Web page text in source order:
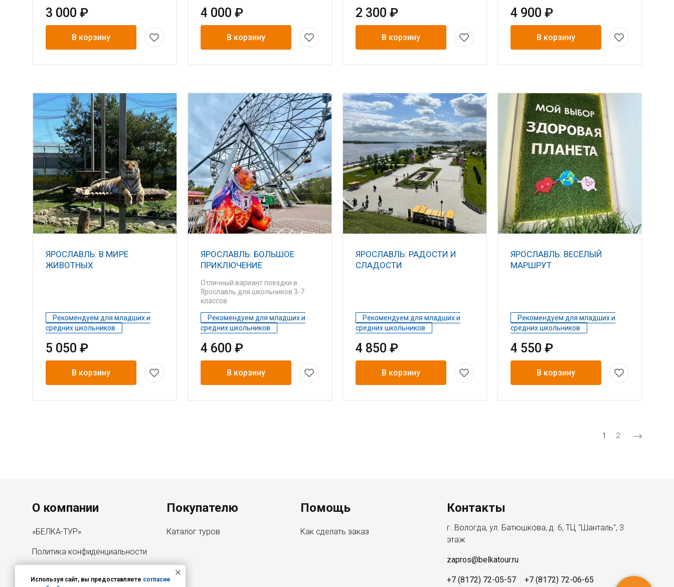
3 000 ₽
В корзину
4 000 ₽
В корзину
2 300 ₽
В корзину
4 900 ₽
В корзину
ЯРОСЛАВЛЬ: В МИРЕ
ЖИВОТНЫХ
Рекомендуем для младших и
средних школьников
5 050 ₽
В корзину
ЯРОСЛАВЛЬ: БОЛЬШОЕ
ПРИКЛЮЧЕНИЕ
Отличный вариант поездки в
Ярославль для школьников 3-7
классов
Рекомендуем для младших и
средних школьников
4 600 ₽
В корзину
ЯРОСЛАВЛЬ: РАДОСТИ И
СЛАДОСТИ
Рекомендуем для младших и
средних школьников
4 850 ₽
В корзину
ЯРОСЛАВЛЬ: ВЕСЁЛЫЙ
МАРШРУТ
Рекомендуем для младших и
средних школьников
4 550 ₽
В корзину
Текущая страница
1 Страница
2
Menu footer
О компании
«БЕЛКА-ТУР»
Политика конфиденциальности
персональных данных
Покупателю
Каталог туров
Помощь
Как сделать заказ
Контакты
г. Вологда, ул. Батюшкова, д. 6, ТЦ "Шанталь", 3
этаж
zapros@belkatour.ru
+7 (8172) 72-05-57 +7 (8172) 72-06-65
Используя сайт, вы предоставляете согласие